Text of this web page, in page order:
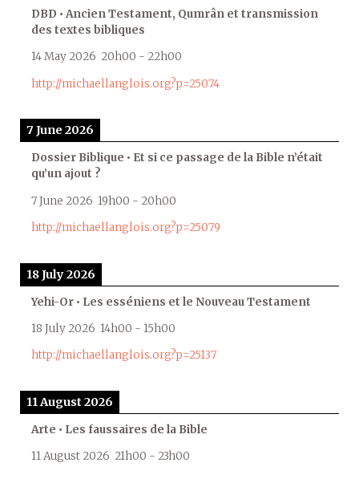
DBD • Ancien Testament, Qumrân et transmission
des textes bibliques
14 May 2026 20h00 - 22h00
http://michaellanglois.org?p=25074
7 June 2026
Dossier Biblique • Et si ce passage de la Bible n’était
qu’un ajout ?
7 June 2026 19h00 - 20h00
http://michaellanglois.org?p=25079
18 July 2026
Yehi-Or • Les esséniens et le Nouveau Testament
18 July 2026 14h00 - 15h00
http://michaellanglois.org?p=25137
11 August 2026
Arte • Les faussaires de la Bible
11 August 2026 21h00 - 23h00